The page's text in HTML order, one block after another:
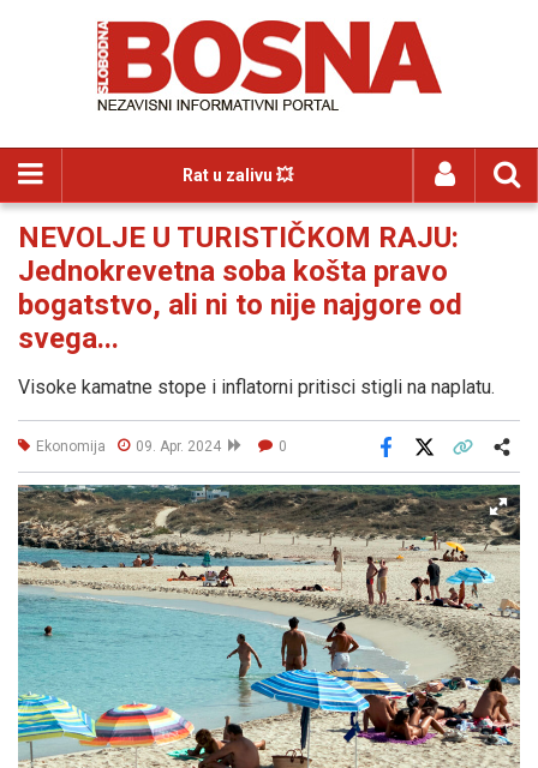
Rat u zalivu 💥
NEVOLJE U TURISTIČKOM RAJU:
Jednokrevetna soba košta pravo
bogatstvo, ali ni to nije najgore od
svega...
Visoke kamatne stope i inflatorni pritisci stigli na naplatu.
Ekonomija 09. Apr. 2024 0
Facebook